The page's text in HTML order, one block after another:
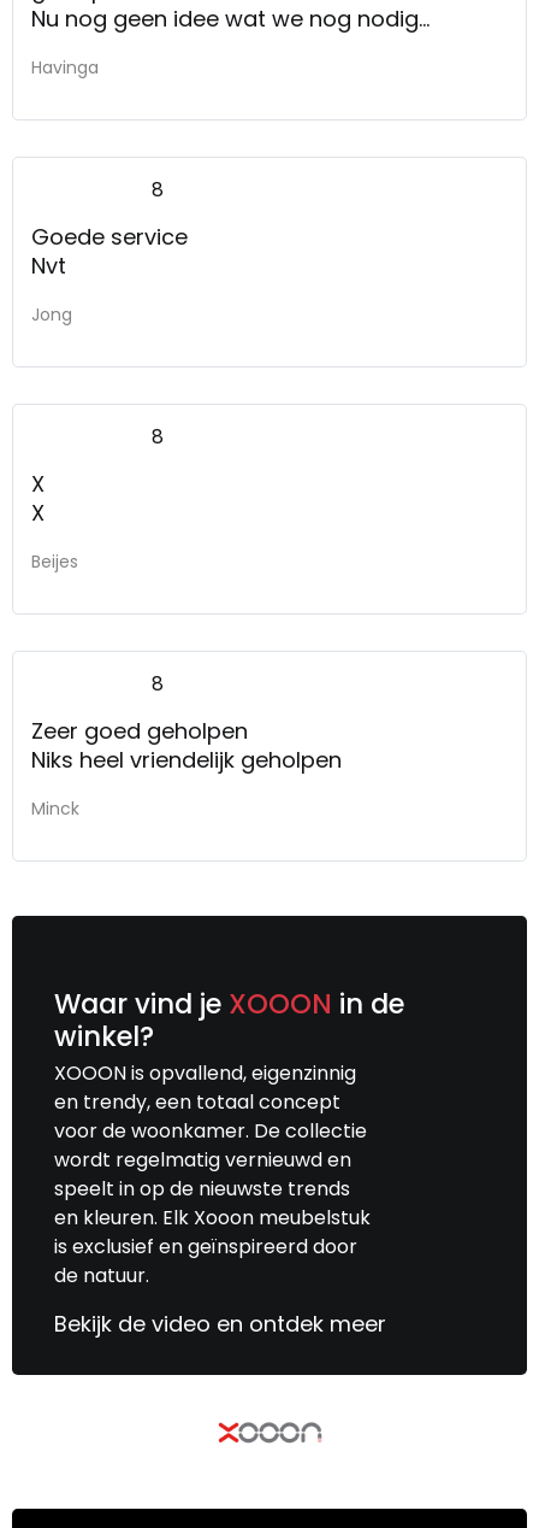
Nu nog geen idee wat we nog nodig
beter zouden kunnen helpen
Havinga
8
Goede service
Nvt
Jong
8
X
X
Beijes
8
Zeer goed geholpen
Niks heel vriendelijk geholpen
Minck
Waar vind je XOOON in de
winkel?
XOOON is opvallend, eigenzinnig
en trendy, een totaal concept
voor de woonkamer. De collectie
wordt regelmatig vernieuwd en
speelt in op de nieuwste trends
en kleuren. Elk Xooon meubelstuk
is exclusief en geïnspireerd door
de natuur.
Bekijk de video en ontdek meer